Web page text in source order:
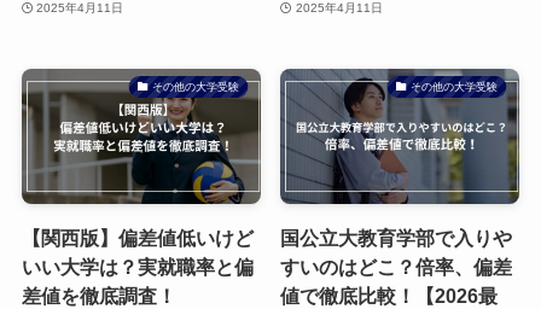
2025年4月11日 2025年4月11日
その他の大学受験
【関西版】偏差値低いけど
いい大学は？実就職率と偏
差値を徹底調査！
その他の大学受験
国公立大教育学部で入りや
すいのはどこ？倍率、偏差
値で徹底比較！【2026最